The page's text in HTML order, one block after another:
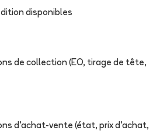
disponibles
de collection (EO, tirage de tête,
d'achat-vente (état, prix d'achat,